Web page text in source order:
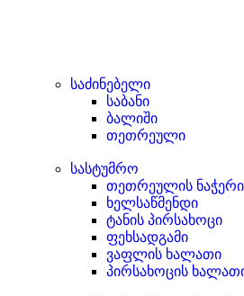
საძინებელი
საბანი
ბალიში
თეთრეული
სასტუმრო
თეთრეულის ნაჭერი
ხელსაწმენდი
ტანის პირსახოცი
ფეხსადგამი
ვაფლის ხალათი
პირსახოცის